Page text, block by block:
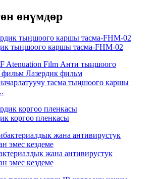
өнүмдөр
тыңшоого каршы тасма-FHM-02
тасма тыңшоого каршы
коргоо пленкасы
жана антивирустук
эмес кездеме